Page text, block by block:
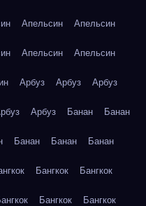
Апельсин Апельсин
Апельсин Апельсин
Арбуз Арбуз Арбуз
Арбуз Банан Банан
Банан Банан Банан
Бангкок Бангкок
Бангкок Бангкок